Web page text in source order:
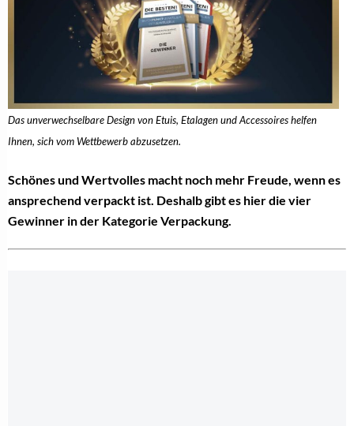
Das unverwechselbare Design von Etuis, Etalagen und Accessoires helfen
Ihnen, sich vom Wettbewerb abzusetzen.
Schönes und Wertvolles macht noch mehr Freude, wenn es
ansprechend verpackt ist. Deshalb gibt es hier die vier
Gewinner in der Kategorie Verpackung.